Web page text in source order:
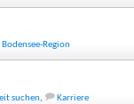
Bodensee-Region
suchen, Karriere